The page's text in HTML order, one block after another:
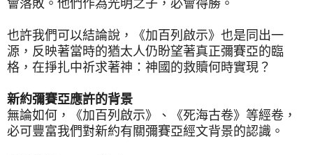
會落敗。他們作為光明之子，必會得勝。
也許我們可以結論說，《加百列啟示》也是同出一
源，反映著當時的猶太人仍盼望著真正彌賽亞的臨
格，在掙扎中祈求著神：神國的救贖何時實現？
新約彌賽亞應許的背景
無論如何，《加百列啟示》、《死海古卷》等經卷，
必可豐富我們對新約有關彌賽亞經文背景的認識。